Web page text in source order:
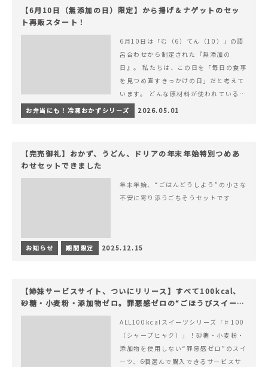
【6月10日（無添加の日）限定】から揚げ＆ナゲットのセッ
ト再販スタート！
6月10日は「む（6）てん（10）」の語
呂合わせから制定された『無添加の
日』。 私たちは、この日を「毎日の食事
を見つめ直すきっかけの日」だと考えて
います。 どんな原材料が使われているの
か。 どのようにつくられているのか。&
hellip; 続きを読む 【6月10日（無添加
お弁当にも！冷凍おかずシリーズ 2026.05.01
【完売御礼】おかず、うどん、ドリアの年末年始特別つめあ
わせセットできました
年末年始、“ごはんどうしよう”の小さな
不安に寄り添うごちそうセットです
お知らせ 期間限定 2025.12.15
【姉妹サービスサイト、ついにリリース】すべて100kcal、
砂糖・小麦粉・添加物ゼロ。罪悪感ゼロの“ごほうびスイー
ツ”『#100（シャープ100）』
ALL100kcalスイーツシリーズ「♯100
（シャープヒャク）」！砂糖・小麦粉・
添加物を使用しない“罪悪感ゼロ”のスイ
ーツ、6個選んで購入できるサービスサ